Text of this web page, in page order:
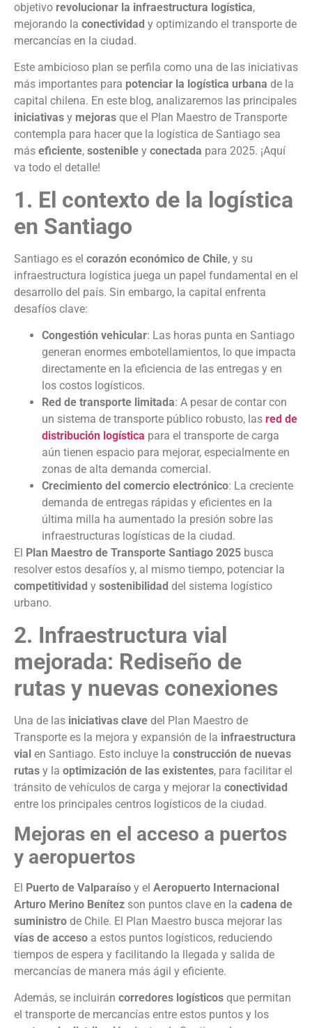
objetivo revolucionar la infraestructura logística,
mejorando la conectividad y optimizando el transporte de
mercancías en la ciudad.
Este ambicioso plan se perfila como una de las iniciativas
más importantes para potenciar la logística urbana de la
capital chilena. En este blog, analizaremos las principales
iniciativas y mejoras que el Plan Maestro de Transporte
contempla para hacer que la logística de Santiago sea
más eficiente, sostenible y conectada para 2025. ¡Aquí
va todo el detalle!
1. El contexto de la logística
en Santiago
Santiago es el corazón económico de Chile, y su
infraestructura logística juega un papel fundamental en el
desarrollo del país. Sin embargo, la capital enfrenta
desafíos clave:
Congestión vehicular: Las horas punta en Santiago
generan enormes embotellamientos, lo que impacta
directamente en la eficiencia de las entregas y en
los costos logísticos.
Red de transporte limitada: A pesar de contar con
un sistema de transporte público robusto, las red de
distribución logística para el transporte de carga
aún tienen espacio para mejorar, especialmente en
zonas de alta demanda comercial.
Crecimiento del comercio electrónico: La creciente
demanda de entregas rápidas y eficientes en la
última milla ha aumentado la presión sobre las
infraestructuras logísticas de la ciudad.
El Plan Maestro de Transporte Santiago 2025 busca
resolver estos desafíos y, al mismo tiempo, potenciar la
competitividad y sostenibilidad del sistema logístico
urbano.
2. Infraestructura vial
mejorada: Rediseño de
rutas y nuevas conexiones
Una de las iniciativas clave del Plan Maestro de
Transporte es la mejora y expansión de la infraestructura
vial en Santiago. Esto incluye la construcción de nuevas
rutas y la optimización de las existentes, para facilitar el
tránsito de vehículos de carga y mejorar la conectividad
entre los principales centros logísticos de la ciudad.
Mejoras en el acceso a puertos
y aeropuertos
El Puerto de Valparaíso y el Aeropuerto Internacional
Arturo Merino Benítez son puntos clave en la cadena de
suministro de Chile. El Plan Maestro busca mejorar las
vías de acceso a estos puntos logísticos, reduciendo
tiempos de espera y facilitando la llegada y salida de
mercancías de manera más ágil y eficiente.
Además, se incluirán corredores logísticos que permitan
el transporte de mercancías entre estos puntos y los